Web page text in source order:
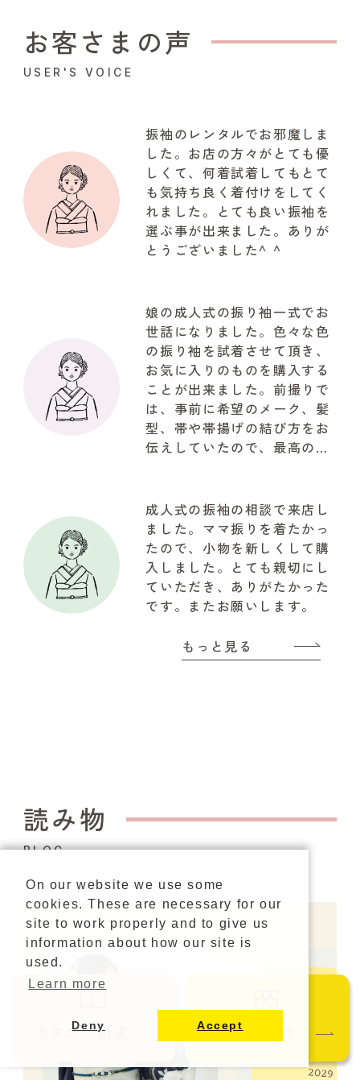
カタログ請求 ご来店予約
お客さまの声
USER'S VOICE
振袖のレンタルでお邪魔しま
した。お店の方々がとても優
しくて、何着試着してもとて
も気持ち良く着付けをしてく
れました。とても良い振袖を
選ぶ事が出来ました。ありが
とうございました^ ^
娘の成人式の振り袖一式でお
世話になりました。色々な色
の振り袖を試着させて頂き、
お気に入りのものを購入する
ことが出来ました。前撮りで
は、事前に希望のメーク、髪
型、帯や帯揚げの結び方をお
伝えしていたので、最高の仕
以上の写真が取れて大満足で
した。関わって下さいました
『やまと』のスタッフの皆様
に感謝でいっぱいです!!!有難
うございました
成人式の振袖の相談で来店し
ました。ママ振りを着たかっ
たので、小物を新しくして購
入しました。とても親切にし
ていただき、ありがたかった
です。またお願いします。
もっと見る
読み物
BLOG
On our website we use some
cookies. These are necessary for our
site to work properly and to give us
information about how our site is
used.
Learn more
Deny Accept